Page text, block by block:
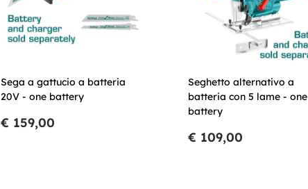
Sega a gattucio a batteria
20V - one battery
€ 159,00
Seghetto alternativo a
batteria con 5 lame - one
battery
€ 109,00